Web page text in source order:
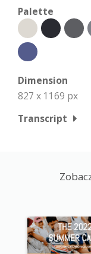
Palette
Dimension
827 x 1169 px
Transcript